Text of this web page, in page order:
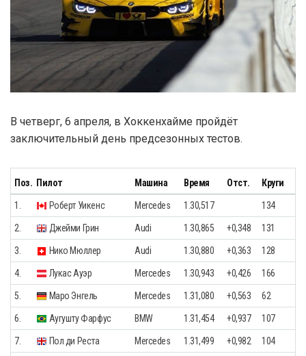
В четверг, 6 апреля, в Хоккенхайме пройдёт
заключительный день предсезонных тестов.
Поз. Пилот Машина Время Отст. Круги
1. Роберт Уикенс Mercedes 1.30,517 134
2. Джейми Грин Audi 1.30,865 +0,348 131
3. Нико Мюллер Audi 1.30,880 +0,363 128
4. Лукас Ауэр Mercedes 1.30,943 +0,426 166
5. Маро Энгель Mercedes 1.31,080 +0,563 62
6. Аугушту Фарфус BMW 1.31,454 +0,937 107
7. Пол ди Реста Mercedes 1.31,499 +0,982 104